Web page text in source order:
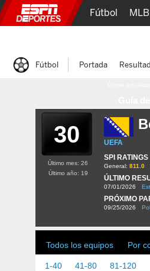
30
UEFA
SPI RATINGS
General: 811.0
ÚLTIMO
07/01/2026
PRÓXIMO
09/25/2026
Último mes: 26
Último año: 19
Todos los equipos Por
1-40 41-80 81-120
Fútbol MLB
Fútbol Portada